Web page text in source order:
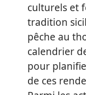
culturels et
tradition
pêche au
calendrier
pour
de ces